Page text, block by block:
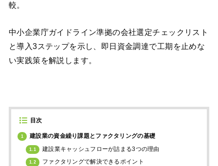
較。
中小企業庁ガイドライン準拠の会社選定チェックリスト
と導入3ステップを示し、即日資金調達で工期を止めな
い実践策を解説します。
目次
1 建設業の資金繰り課題とファクタリングの基礎
1.1 建設業キャッシュフローが詰まる3つの理由
1.2 ファクタリングで解決できるポイント